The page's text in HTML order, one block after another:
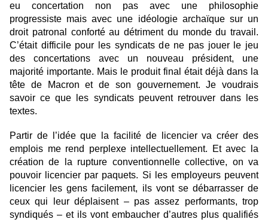
eu concertation non pas avec une philosophie
progressiste mais avec une idéologie archaïque sur un
droit patronal conforté au détriment du monde du travail.
C’était difficile pour les syndicats de ne pas jouer le jeu
des concertations avec un nouveau président, une
majorité importante. Mais le produit final était déjà dans la
tête de Macron et de son gouvernement. Je voudrais
savoir ce que les syndicats peuvent retrouver dans les
textes.
Partir de l’idée que la facilité de licencier va créer des
emplois me rend perplexe intellectuellement. Et avec la
création de la rupture conventionnelle collective, on va
pouvoir licencier par paquets. Si les employeurs peuvent
licencier les gens facilement, ils vont se débarrasser de
ceux qui leur déplaisent – pas assez performants, trop
syndiqués – et ils vont embaucher d’autres plus qualifiés